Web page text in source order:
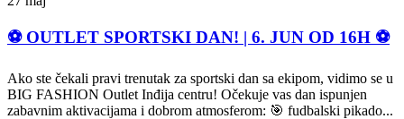
⚽ OUTLET SPORTSKI DAN! | 6. JUN OD 16H ⚽
Ako ste čekali pravi trenutak za sportski dan sa ekipom, vidimo se u
BIG FASHION Outlet Inđija centru! Očekuje vas dan ispunjen
zabavnim aktivacijama i dobrom atmosferom: 🎯 fudbalski pikado...